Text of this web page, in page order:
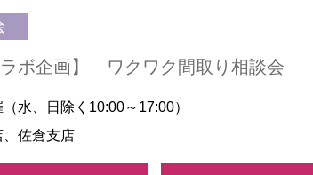
ラボ企画】 ワクワク間取り相談会
水、日除く10:00～17:00）
佐倉支店